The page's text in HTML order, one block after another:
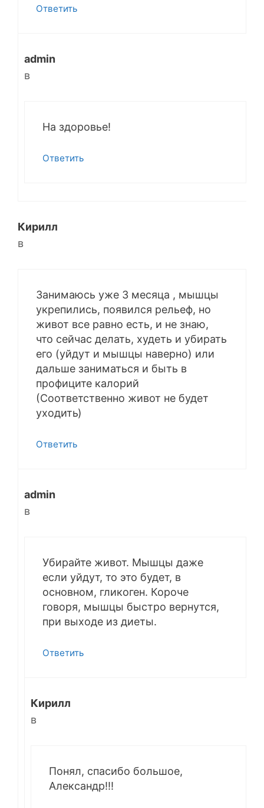
Ответить
admin
в
На здоровье!
Ответить
Кирилл
в
Занимаюсь уже 3 месяца , мышцы
укрепились, появился рельеф, но
живот все равно есть, и не знаю,
что сейчас делать, худеть и убирать
его (уйдут и мышцы наверно) или
дальше заниматься и быть в
профиците калорий
(Соответственно живот не будет
уходить)
Ответить
admin
в
Убирайте живот. Мышцы даже
если уйдут, то это будет, в
основном, гликоген. Короче
говоря, мышцы быстро вернутся,
при выходе из диеты.
Ответить
Кирилл
в
Понял, спасибо большое,
Александр!!!